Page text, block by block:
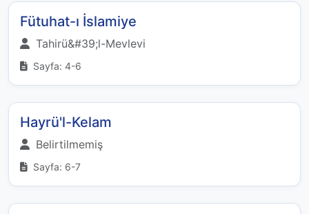
Fütuhat-ı İslamiye
Tahirü&#39;l-Mevlevi
Sayfa: 4-6
Hayrü'l-Kelam
Belirtilmemiş
Sayfa: 6-7